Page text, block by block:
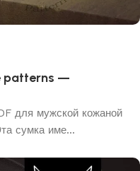
patterns —
для мужской кожаной
сумка име...